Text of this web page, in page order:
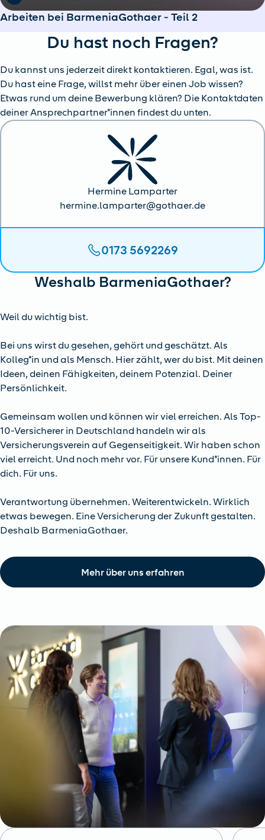
Arbeiten bei BarmeniaGothaer - Teil 2
Du hast noch Fragen?
Du kannst uns jederzeit direkt kontaktieren. Egal, was ist.
Du hast eine Frage, willst mehr über einen Job wissen?
Etwas rund um deine Bewerbung klären? Die Kontaktdaten
deiner Ansprechpartner*innen findest du unten.
Hermine Lamparter
hermine.lamparter@gothaer.de
0173 5692269
Weshalb BarmeniaGothaer?
Weil du wichtig bist.
Bei uns wirst du gesehen, gehört und geschätzt. Als
Kolleg*in und als Mensch. Hier zählt, wer du bist. Mit deinen
Ideen, deinen Fähigkeiten, deinem Potenzial. Deiner
Persönlichkeit.
Gemeinsam wollen und können wir viel erreichen. Als Top-
10-Versicherer in Deutschland handeln wir als
Versicherungsverein auf Gegenseitigkeit. Wir haben schon
viel erreicht. Und noch mehr vor. Für unsere Kund*innen. Für
dich. Für uns.
Verantwortung übernehmen. Weiterentwickeln. Wirklich
etwas bewegen. Eine Versicherung der Zukunft gestalten.
Deshalb BarmeniaGothaer.
Mehr über uns erfahren